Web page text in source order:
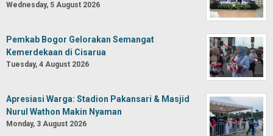
Wednesday, 5 August 2026
Pemkab Bogor Gelorakan Semangat
Kemerdekaan di Cisarua
Tuesday, 4 August 2026
Apresiasi Warga: Stadion Pakansari & Masjid
Nurul Wathon Makin Nyaman
Monday, 3 August 2026